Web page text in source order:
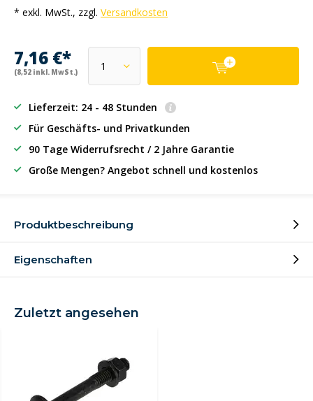
* exkl. MwSt., zzgl. Versandkosten
7,16 €*
(8,52 inkl. MwSt.)
Lieferzeit: 24 - 48 Stunden
Für Geschäfts- und Privatkunden
90 Tage Widerrufsrecht / 2 Jahre Garantie
Große Mengen? Angebot schnell und kostenlos
Produktbeschreibung
Eigenschaften
Zuletzt angesehen